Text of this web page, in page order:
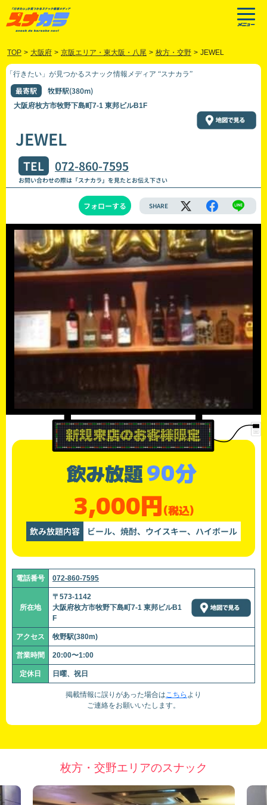
TOP > 大阪府 > 京阪エリア・東大阪・八尾 > 枚方・交野 > JEWEL
「行きたい」が見つかるスナック情報メディア “スナカラ”
最寄駅 牧野駅(380m)
大阪府枚方市牧野下島町7-1 東邦ビルB1F
JEWEL
TEL 072-860-7595
お問い合わせの際は「スナカラ」を見たとお伝え下さい
フォローする SHARE
飲み放題90分
3,000円(税込)
飲み放題内容 ビール、焼酎、ウイスキー、ハイボール
電話番号 072-860-7595
所在地
〒573-1142
大阪府枚方市牧野下島町7-1 東邦ビルB1
F
アクセス 牧野駅(380m)
営業時間 20:00〜1:00
定休日 日曜、祝日
掲載情報に誤りがあった場合はこちら より
ご連絡をお願いいたします。
枚方・交野エリアのスナック